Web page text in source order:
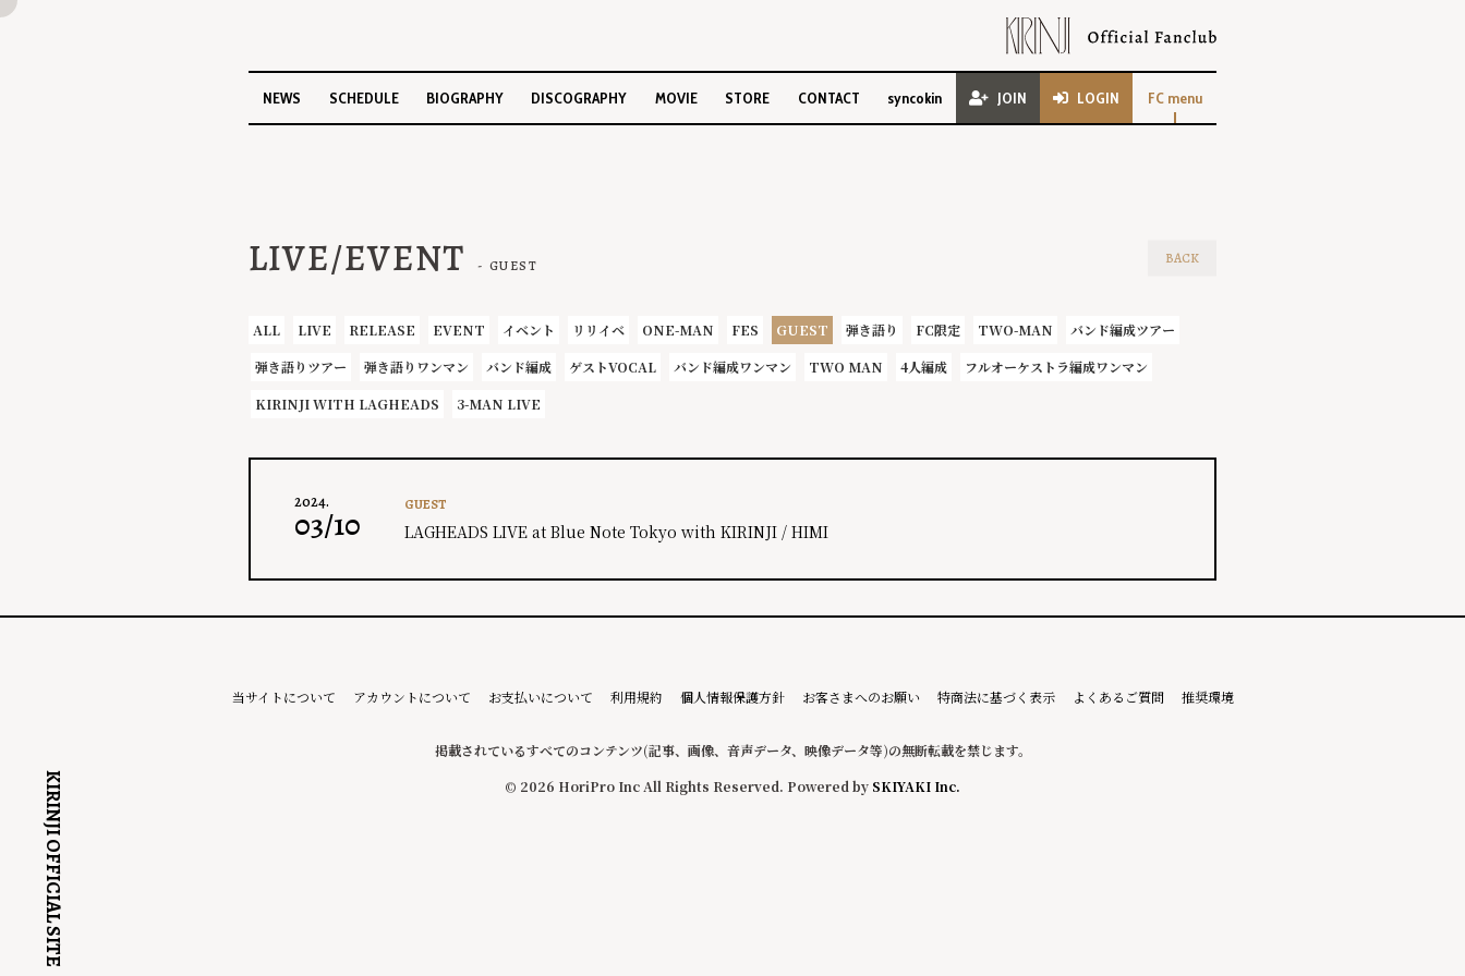
NEWS SCHEDULE BIOGRAPHY DISCOGRAPHY MOVIE STORE CONTACT syncokin JOIN LOGIN FC menu
KIRINJI OFFICIAL SITE
LIVE/EVENT GUEST BACK
ALL LIVE RELEASE EVENT イベント リリイベ ONE-MAN FES GUEST 弾き語り FC限定 TWO-MAN
バンド編成ツアー
弾き語りツアー
弾き語りワンマン バンド編成 ゲストVOCAL バンド編成ワンマン TWO MAN 4人編成
フルオーケストラ編成ワンマン
KIRINJI WITH LAGHEADS
3-MAN LIVE
2024.
03/10 GUEST
LAGHEADS LIVE at Blue Note Tokyo with KIRINJI / HIMI
当サイトについて アカウントについて お支払いについて 利用規約 個人情報保護方針 お客さまへのお願い 特商法に基づく表示 よくあるご質問 推奨環境
掲載されているすべてのコンテンツ(記事、画像、音声データ、映像データ等)の無断転載を禁じます。
© 2026 HoriPro Inc All Rights Reserved. Powered by SKIYAKI Inc.